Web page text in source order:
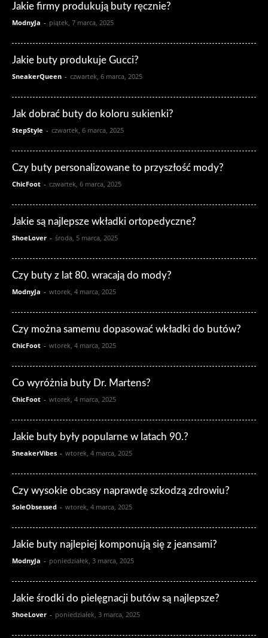
Jakie firmy produkują buty ręcznie?
ModnyJa - piątek, 7 marca, 2025
Jakie buty produkuje Gucci?
SneakerQueen - czwartek, 6 marca, 2025
Jak dobrać buty do koloru sukienki?
StepStyle - czwartek, 6 marca, 2025
Czy buty personalizowane to przyszłość mody?
ChicFoot - czwartek, 6 marca, 2025
Jakie są najlepsze wkładki ortopedyczne?
ShoeLover - środa, 5 marca, 2025
Czy buty z lat 80. wracają do mody?
ModnyJa - wtorek, 4 marca, 2025
Czy można samemu dopasować wkładki do butów?
ChicFoot - wtorek, 4 marca, 2025
Co wyróżnia buty Dr. Martens?
ChicFoot - wtorek, 4 marca, 2025
Jakie buty były popularne w latach 90.?
SneakerVibes - wtorek, 4 marca, 2025
Czy wysokie obcasy naprawdę szkodzą zdrowiu?
SoleObsessed - wtorek, 4 marca, 2025
Jakie buty najlepiej komponują się z jeansami?
ModnyJa - poniedziałek, 3 marca, 2025
Jakie środki do pielęgnacji butów są najlepsze?
ShoeLover - poniedziałek, 3 marca, 2025